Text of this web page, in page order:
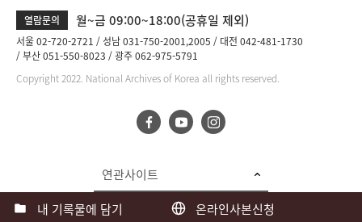
내 기록물에 담기 온라인사본신청
열람문의 월~금 09:00~18:00(공휴일 제외)
서울 02-720-2721 성남 031-750-2001,2005
대전 042-481-1730
부산 051-550-8023
광주 062-975-5791
Copyright 2022. National Archives of Korea all rights reserved.
연관사이트